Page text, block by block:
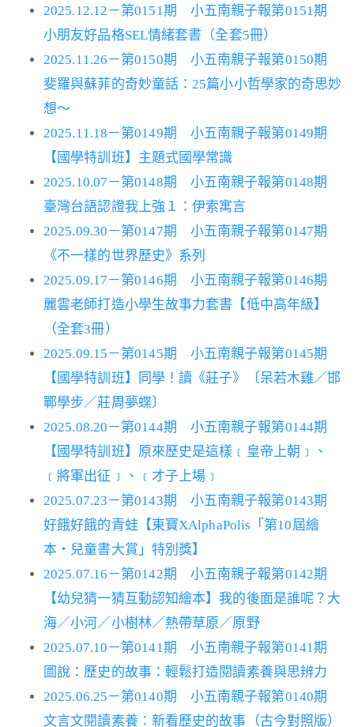
2025.12.12－第0151期 小五南親子報第0151期
小朋友好品格SEL情緒套書（全套5冊）
2025.11.26－第0150期 小五南親子報第0150期
斐羅與蘇菲的奇妙童話：25篇小小哲學家的奇思妙
想～
2025.11.18－第0149期 小五南親子報第0149期
【國學特訓班】主題式國學常識
2025.10.07－第0148期 小五南親子報第0148期
臺灣台語認證我上強１：伊索寓言
2025.09.30－第0147期 小五南親子報第0147期
《不一樣的世界歷史》系列
2025.09.17－第0146期 小五南親子報第0146期
麗雲老師打造小學生故事力套書【低中高年級】
（全套3冊）
2025.09.15－第0145期 小五南親子報第0145期
【國學特訓班】同學！讀《莊子》〔呆若木雞／邯
鄲學步／莊周夢蝶〕
2025.08.20－第0144期 小五南親子報第0144期
【國學特訓班】原來歷史是這樣﹝皇帝上朝﹞、
﹝將軍出征﹞、﹝才子上場﹞
2025.07.23－第0143期 小五南親子報第0143期
好餓好餓的青蛙【東寶XAlphaPolis「第10屆繪
本‧兒童書大賞」特別獎】
2025.07.16－第0142期 小五南親子報第0142期
【幼兒猜一猜互動認知繪本】我的後面是誰呢？大
海／小河／小樹林／熱帶草原／原野
2025.07.10－第0141期 小五南親子報第0141期
圖說：歷史的故事：輕鬆打造閱讀素養與思辨力
2025.06.25－第0140期 小五南親子報第0140期
文言文閱讀素養：新看歷史的故事（古今對照版）